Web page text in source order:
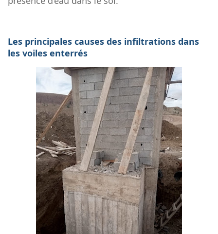
Les principales causes des infiltrations dans
les voiles enterrés